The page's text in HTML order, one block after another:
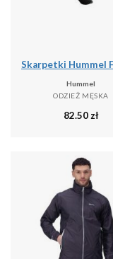
Hummel
ODZIEŻ MĘSKA
82.50 zł